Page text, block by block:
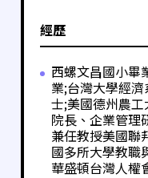
經歷
西螺文昌國小畢
業;台灣大學經
士;美國德州農
院長、企業管理
兼任教授美國聯
國多所大學教職
華盛頓台灣人權